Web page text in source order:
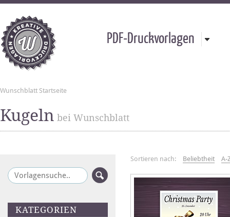
PDF-Druckvorlagen
Wunschblatt Startseite
Kugeln bei Wunschblatt
KATEGORIEN
Sortieren nach: Beliebtheit A-